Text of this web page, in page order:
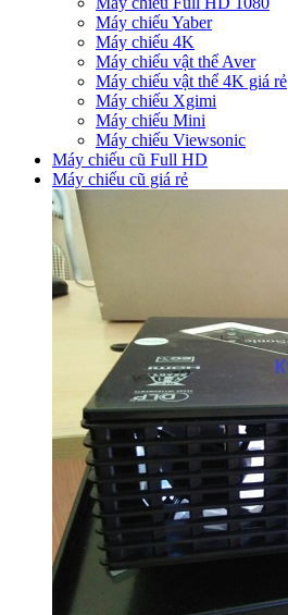
Máy chiếu Yaber
Máy chiếu 4K
Máy chiếu vật thể Aver
Máy chiếu vật thể 4K giá rẻ
Máy chiếu Xgimi
Máy chiếu Mini
Máy chiếu Viewsonic
Máy chiếu cũ Full HD
Máy chiếu cũ giá rẻ